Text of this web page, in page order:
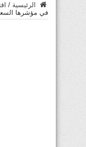
الرئيسية /
في مؤشرها